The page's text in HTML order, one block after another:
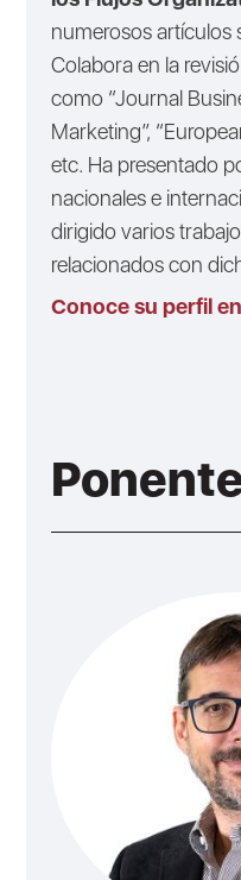
numerosos artículos
Colabora en la
como “Journal
Marketing”,
etc. Ha presentado
nacionales e
dirigido varios
relacionados con
Conoce su perfil